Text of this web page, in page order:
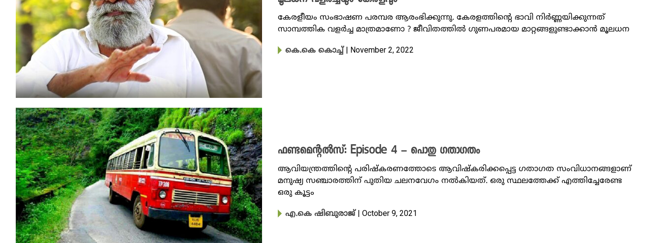
കേരളീയം സംഭാഷണ പരമ്പര ആരംഭിക്കുന്നു. കേരളത്തിന്റെ ഭാവി നിർണ്ണയിക്കുന്നത്
സാമ്പത്തിക വളർച്ച മാത്രമാണോ ? ജീവിതത്തിൽ ​ഗുണപരമായ മാറ്റങ്ങളുണ്ടാക്കാൻ മൂലധന
കെ.കെ കൊച്ച് | November 2, 2022
ഫണ്ടമെന്റൽസ്: Episode 4 – പൊതു ​ഗതാ​ഗതം
ആവിയന്ത്രത്തിന്റെ പരിഷ്കരണത്തോടെ ആവിഷ്കരിക്കപ്പെട്ട ഗതാഗത സംവിധാനങ്ങളാണ്
മനുഷ്യ സഞ്ചാരത്തിന് പുതിയ ചലനവേഗം നൽകിയത്. ഒരു സ്ഥലത്തേക്ക് എത്തിച്ചേരേണ്ട
ഒരു കൂട്ടം
എ.കെ ഷിബുരാജ് | October 9, 2021